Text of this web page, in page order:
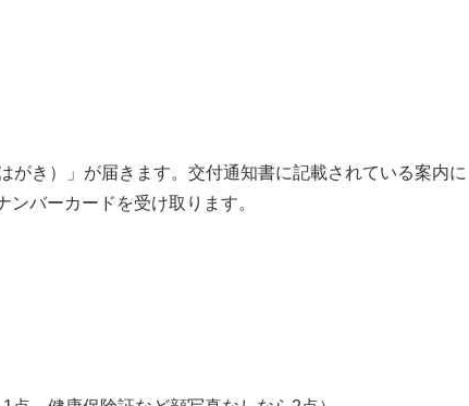
がき）」が届きます。交付通知書に記載されている案内に
バーカードを受け取ります。